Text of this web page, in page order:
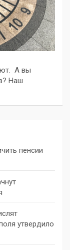
А вы
Наш
пенсии
утвердило